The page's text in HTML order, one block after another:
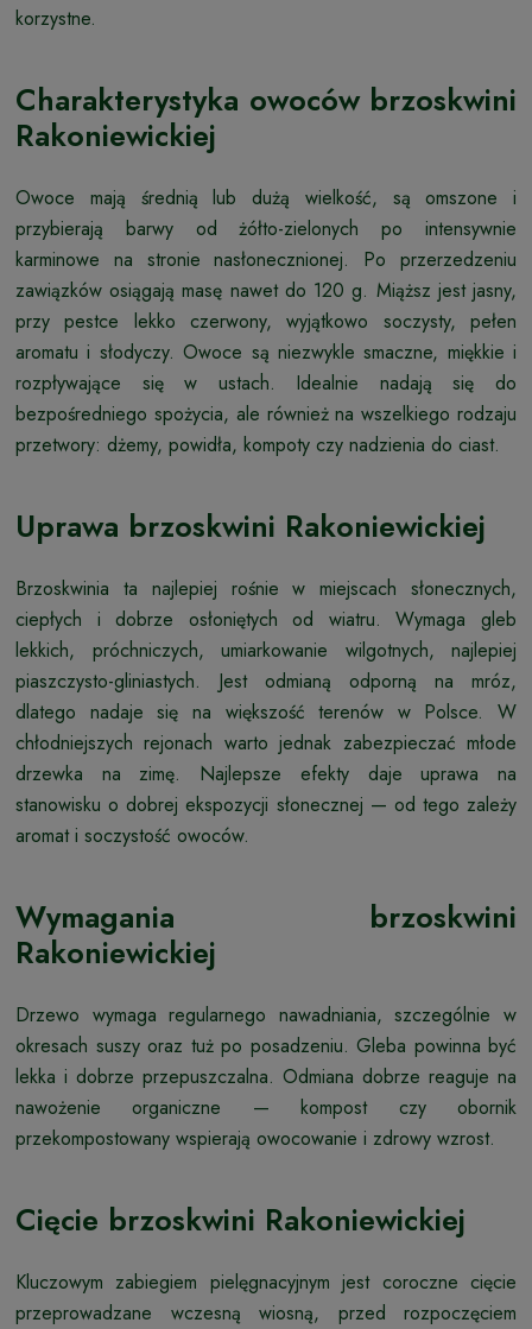
korzystne.
Charakterystyka owoców brzoskwini
Rakoniewickiej
Owoce mają średnią lub dużą wielkość, są omszone i
przybierają barwy od żółto-zielonych po intensywnie
karminowe na stronie nasłonecznionej. Po przerzedzeniu
zawiązków osiągają masę nawet do 120 g. Miąższ jest jasny,
przy pestce lekko czerwony, wyjątkowo soczysty, pełen
aromatu i słodyczy. Owoce są niezwykle smaczne, miękkie i
rozpływające się w ustach. Idealnie nadają się do
bezpośredniego spożycia, ale również na wszelkiego rodzaju
przetwory: dżemy, powidła, kompoty czy nadzienia do ciast.
Uprawa brzoskwini Rakoniewickiej
Brzoskwinia ta najlepiej rośnie w miejscach słonecznych,
ciepłych i dobrze osłoniętych od wiatru. Wymaga gleb
lekkich, próchniczych, umiarkowanie wilgotnych, najlepiej
piaszczysto-gliniastych. Jest odmianą odporną na mróz,
dlatego nadaje się na większość terenów w Polsce. W
chłodniejszych rejonach warto jednak zabezpieczać młode
drzewka na zimę. Najlepsze efekty daje uprawa na
stanowisku o dobrej ekspozycji słonecznej — od tego zależy
aromat i soczystość owoców.
Wymagania brzoskwini
Rakoniewickiej
Drzewo wymaga regularnego nawadniania, szczególnie w
okresach suszy oraz tuż po posadzeniu. Gleba powinna być
lekka i dobrze przepuszczalna. Odmiana dobrze reaguje na
nawożenie organiczne — kompost czy obornik
przekompostowany wspierają owocowanie i zdrowy wzrost.
Cięcie brzoskwini Rakoniewickiej
Kluczowym zabiegiem pielęgnacyjnym jest coroczne cięcie
przeprowadzane wczesną wiosną, przed rozpoczęciem